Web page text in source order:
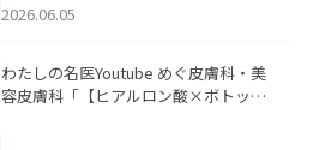
2026.06.05
わたしの名医Youtube めぐ皮膚科・美
容皮膚科「【ヒアルロン酸×ボトック